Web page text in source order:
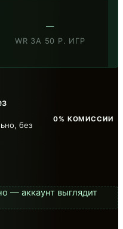
—
WR ЗА 50 Р. ИГР
0% КОМИССИИ
без
— аккаунт выглядит